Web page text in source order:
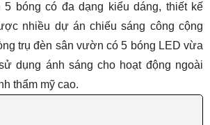
bóng có đa dạng kiểu dáng, thiết kế
nhiều dự án chiếu sáng công cộng
trụ đèn sân vườn có 5 bóng LED vừa
dụng ánh sáng cho hoạt động ngoài
thẩm mỹ cao.